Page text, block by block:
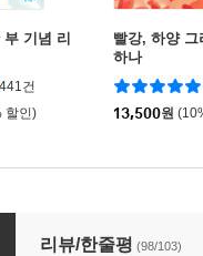
기념 리
441건
할인)
빨강, 하양 그
하나
13,500원
리뷰/한줄평 (98/103)